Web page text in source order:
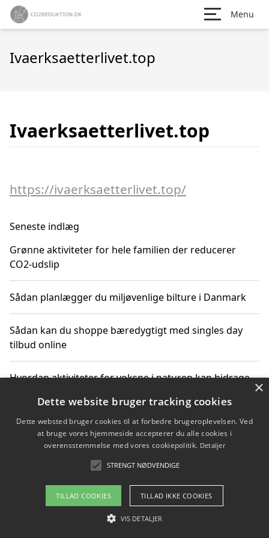
Menu
Ivaerksaetterlivet.top
Ivaerksaetterlivet.top
https://ivaerksaetterlivet.top/
Seneste indlæg
Grønne aktiviteter for hele familien der reducerer
CO2-udslip
Sådan planlægger du miljøvenlige bilture i Danmark
Sådan kan du shoppe bæredygtigt med singles day
tilbud online
Hvordan aktiviteter for voksne i naturen kan bidrage
Sådan planlægger du dine vigtige datoer for CO2-
reduktion
Copyright 2026 - Pilanto Aps
Om / kontakt
×
Dette website bruger tracking cookies
Dette websted bruger cookies til at forbedre brugeroplevelsen. Ved
at bruge vores hjemmeside accepterer du alle cookies i
overensstemmelse med vores cookiepolitik. Detaljer
STRENGT NØDVENDIGE
TILLAD COOKIES TILLAD IKKE COOKIES
VIS DETALJER